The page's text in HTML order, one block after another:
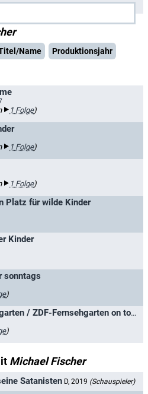
Name
Produktionsjahr
1 Folge)
1 Folge)
1 Folge)
Platz für wilde Kinder
Kinder
sonntags
)
ZDF-Fernsehgarten / ZDF-Fernsehgarten on tour
)
Michael Fischer
Satanisten D, 2019 (Schauspieler)